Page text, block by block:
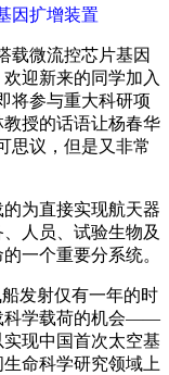
因扩增装置
微流控芯片基因
迎新来的同学加入
将参与重大科研项
授的话语让杨春华
思议，但是又非常
为直接实现航天器
人员、试验生物及
一个重要分系统。
发射仅有一年的时
科学载荷的机会——
现中国首次太空基
命科学研究领域上